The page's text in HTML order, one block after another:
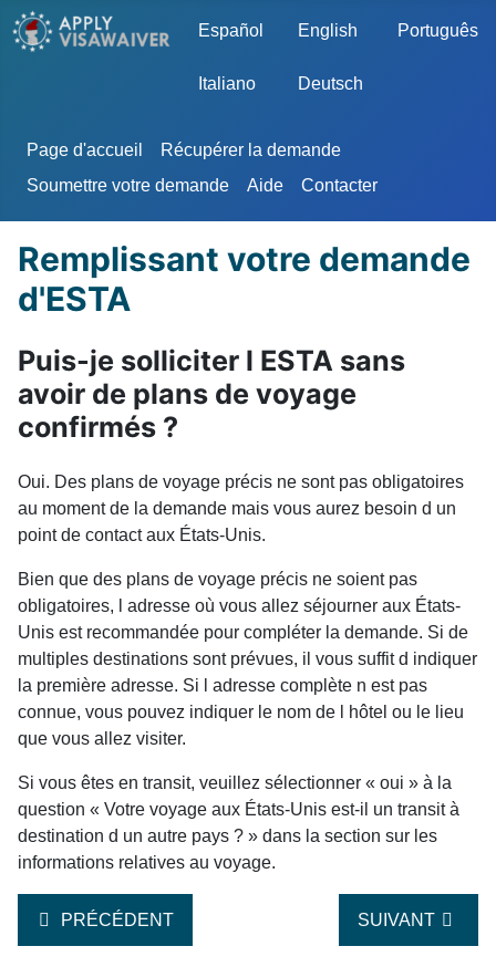
Sélectionnez votre langue
Español English Português
Italiano Deutsch
Page d'accueil
Récupérer la demande
Soumettre votre demande
Aide Contacter
Remplissant votre demande
d'ESTA
Puis-je solliciter l ESTA sans
avoir de plans de voyage
confirmés ?
Oui. Des plans de voyage précis ne sont pas obligatoires
au moment de la demande mais vous aurez besoin d un
point de contact aux États-Unis.
Bien que des plans de voyage précis ne soient pas
obligatoires, l adresse où vous allez séjourner aux États-
Unis est recommandée pour compléter la demande. Si de
multiples destinations sont prévues, il vous suffit d indiquer
la première adresse. Si l adresse complète n est pas
connue, vous pouvez indiquer le nom de l hôtel ou le lieu
que vous allez visiter.
Si vous êtes en transit, veuillez sélectionner « oui » à la
question « Votre voyage aux États-Unis est-il un transit à
destination d un autre pays ? » dans la section sur les
informations relatives au voyage.
ARTICLE PRÉCÉDENT : POUVEZ-VOUS FOURNIR
PRÉCÉDENT ARTICLE
SUIVANT